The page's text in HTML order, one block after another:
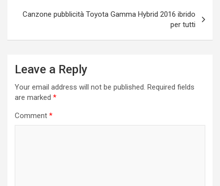
Canzone pubblicità Toyota Gamma Hybrid 2016 ibrido
per tutti
Leave a Reply
Your email address will not be published. Required fields
are marked *
Comment *